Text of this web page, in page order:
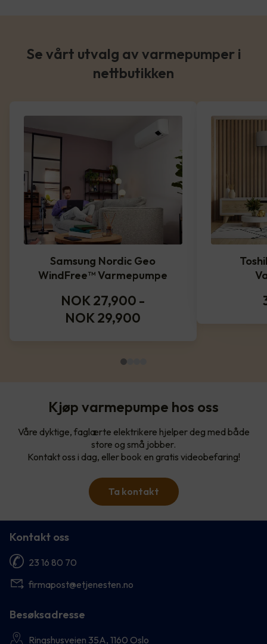
Se vårt utvalg av varmepumper i
nettbutikken
Samsung Nordic Geo
WindFree™️ Varmepumpe
NOK 27,900 -
NOK 29,900
Kjøp varmepumpe hos oss
Våre dyktige, faglærte elektrikere hjelper deg med både
store og små jobber.
Kontakt oss i dag, eller book en gratis videobefaring!
Ta kontakt
Kontakt oss
23 16 80 70
firmapost@etjenesten.no
Besøksadresse
Ringshusveien 35A, 1160 Oslo